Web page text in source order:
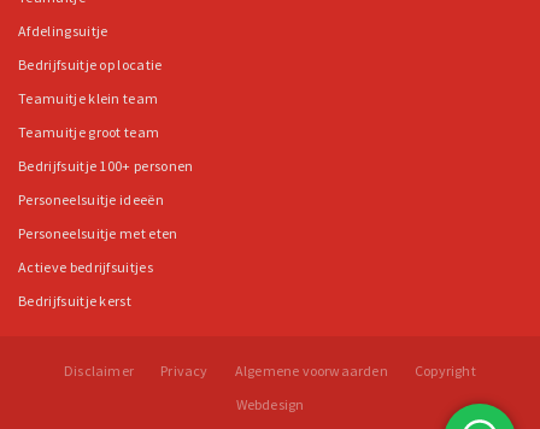
Afdelingsuitje
Bedrijfsuitje op locatie
Teamuitje klein team
Teamuitje groot team
Bedrijfsuitje 100+ personen
Personeelsuitje ideeën
Personeelsuitje met eten
Actieve bedrijfsuitjes
Bedrijfsuitje kerst
Disclaimer Privacy Algemene voorwaarden
Copyright
Webdesign